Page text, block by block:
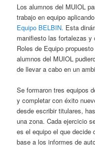
Los alumnos del MUIOL
trabajo en equipo
Equipo BELBIN. Esta
manifiesto las fortalezas y
Roles de Equipo
alumnos del MUIOL
de llevar a cabo en un
Se formaron tres equipos
y completar con éxito
desde escribir titulares,
una zona. Cada ejercicio
es el equipo el que decide
base a los informes de